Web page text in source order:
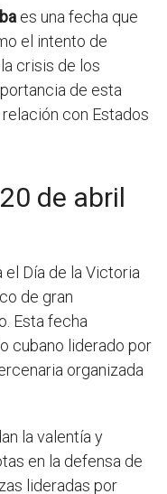
es una fecha que
el intento de
crisis de los
de esta
con Estados
de abril
el Día de la Victoria
de gran
Esta fecha
cubano liderado por
organizada
la valentía y
en la defensa de
lideradas por